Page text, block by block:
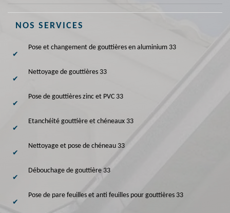
NOS SERVICES
Pose et changement de gouttières en aluminium 33
Nettoyage de gouttières 33
Pose de gouttières zinc et PVC 33
Etanchéité gouttière et chéneaux 33
Nettoyage et pose de chéneau 33
Débouchage de gouttière 33
Pose de pare feuilles et anti feuilles pour gouttières 33